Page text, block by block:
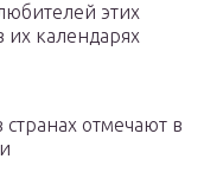
этих
их календарях
отмечают в